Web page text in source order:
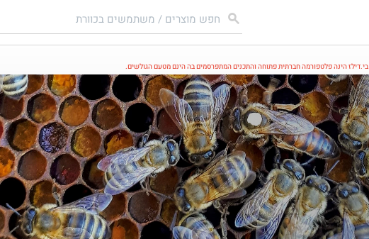
הינה פלטפורמה חברתית פתוחה והתכנים המתפרסמים בה הינם מטעם הגולשים.